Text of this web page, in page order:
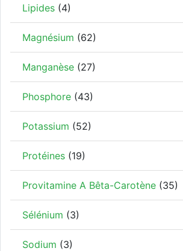
Lipides (4)
Magnésium (62)
Manganèse (27)
Phosphore (43)
Potassium (52)
Protéines (19)
Provitamine A Bêta-Carotène (35)
Sélénium (3)
Sodium (3)